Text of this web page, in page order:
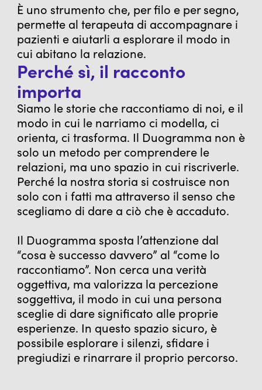
È uno strumento che, per filo e per segno,
permette al terapeuta di accompagnare i
pazienti e aiutarli a esplorare il modo in
cui abitano la relazione.
Perché sì, il racconto
importa
Siamo le storie che raccontiamo di noi, e il
modo in cui le narriamo ci modella, ci
orienta, ci trasforma. Il Duogramma non è
solo un metodo per comprendere le
relazioni, ma uno spazio in cui riscriverle.
Perché la nostra storia si costruisce non
solo con i fatti ma attraverso il senso che
scegliamo di dare a ciò che è accaduto.
Il Duogramma sposta l’attenzione dal
“cosa è successo davvero” al “come lo
raccontiamo”. Non cerca una verità
oggettiva, ma valorizza la percezione
soggettiva, il modo in cui una persona
sceglie di dare significato alle proprie
esperienze. In questo spazio sicuro, è
possibile esplorare i silenzi, sfidare i
pregiudizi e rinarrare il proprio percorso.